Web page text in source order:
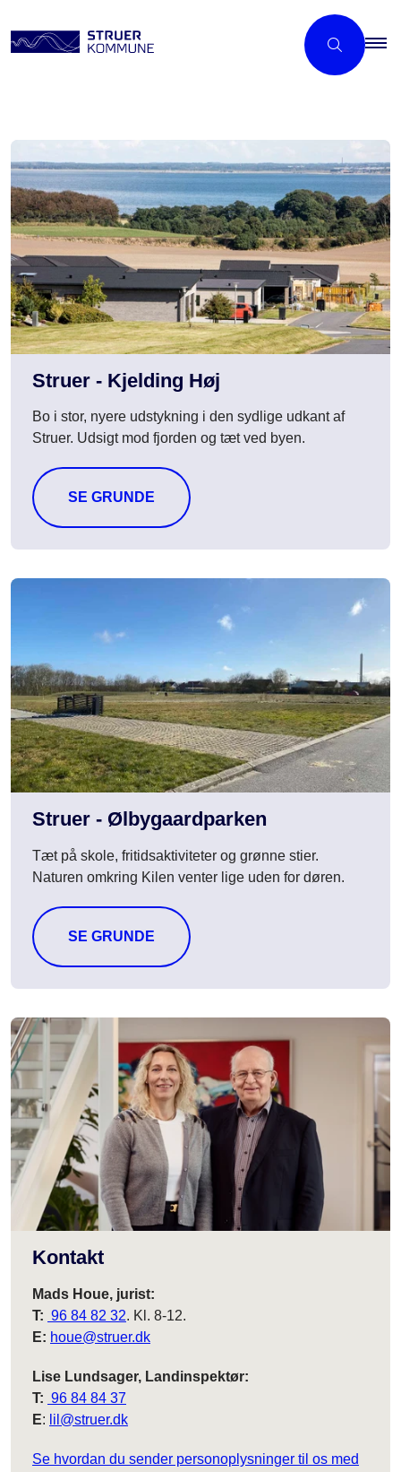
Struer - Kjelding Høj
Bo i stor, nyere udstykning i den sydlige udkant af
Struer. Udsigt mod fjorden og tæt ved byen.
SE GRUNDE
Struer - Ølbygaardparken
Tæt på skole, fritidsaktiviteter og grønne stier.
Naturen omkring Kilen venter lige uden for døren.
SE GRUNDE
Kontakt
Mads Houe, jurist:
T: 96 84 82 32. Kl. 8-12.
E: houe@struer.dk
Lise Lundsager, Landinspektør:
T: 96 84 84 37
E: lil@struer.dk
Se hvordan du sender personoplysninger til os med